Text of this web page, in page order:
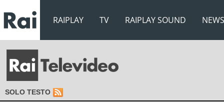
RAIPLAY TV RAIPLAY SOUND NEWS
SOLO TESTO